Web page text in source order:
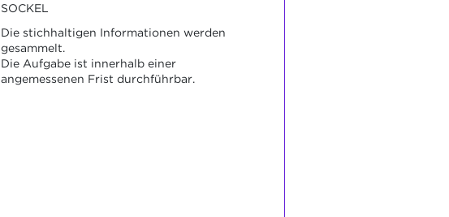
SOCKEL
Die stichhaltigen Informationen werden
gesammelt.
Die Aufgabe ist innerhalb einer
angemessenen Frist durchführbar.